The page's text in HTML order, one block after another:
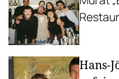
Hans-